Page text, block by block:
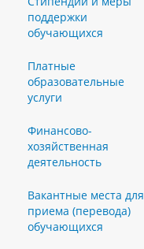
поддержки
обучающихся
Платные
образовательные
услуги
Финансово-
хозяйственная
деятельность
Вакантные места для
приема (перевода)
обучающихся